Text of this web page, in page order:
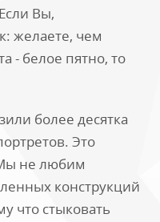
Вы,
желаете, чем
- белое пятно, то
более десятка
Это
Мы не любим
конструкций
что стыковать